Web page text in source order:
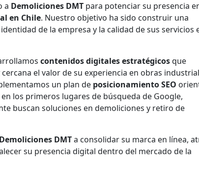
a Demoliciones DMT para potenciar su presencia
en Chile. Nuestro objetivo ha sido construir una
de la empresa y la calidad de sus servicios
contenidos digitales estratégicosque
el valor de su experiencia en obras
un plan de posicionamiento SEO
los primeros lugares de búsqueda de Google,
buscan soluciones en demoliciones y retiro de
Demoliciones DMTa consolidar su marca en línea,
su presencia digital dentro del mercado de la